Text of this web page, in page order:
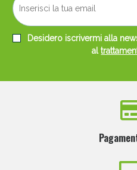
Desidero iscrivermi alla
al